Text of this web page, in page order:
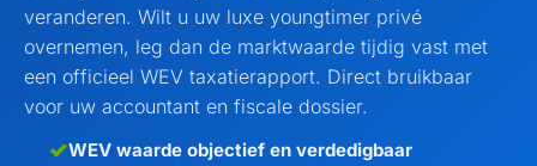
veranderen. Wilt u uw luxe youngtimer privé
overnemen, leg dan de marktwaarde tijdig vast met
een officieel WEV taxatierapport. Direct bruikbaar
voor uw accountant en fiscale dossier.
WEV waarde objectief en verdedigbaar